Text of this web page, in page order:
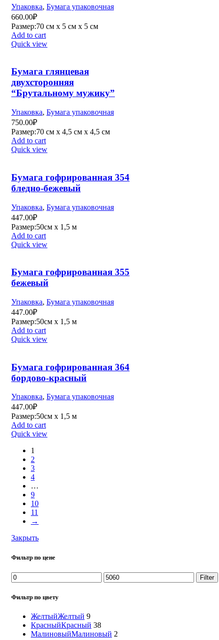
Закрыть
Фильтр по цене
Filter
Фильтр по цвету
ЖелтыйЖелтый 9
КрасныйКрасный 38
МалиновыйМалиновый 2
Упаковка, Бумага упаковочная
660.00₽
Размер:70 см х 5 см х 5 см
Add to cart
Quick view
Бумага глянцевая
двухсторонняя
“Брутальному мужику”
Упаковка, Бумага упаковочная
750.00₽
Размер:70 см х 4,5 см х 4,5 см
Add to cart
Quick view
Бумага гофрированная 354
бледно-бежевый
Упаковка, Бумага упаковочная
447.00₽
Размер:50см х 1,5 м
Add to cart
Quick view
Бумага гофрированная 355
бежевый
Упаковка, Бумага упаковочная
447.00₽
Размер:50см х 1,5 м
Add to cart
Quick view
Бумага гофрированная 364
бордово-красный
Упаковка, Бумага упаковочная
447.00₽
Размер:50см х 1,5 м
Add to cart
Quick view
1
2
3
4
…
9
10
11
→